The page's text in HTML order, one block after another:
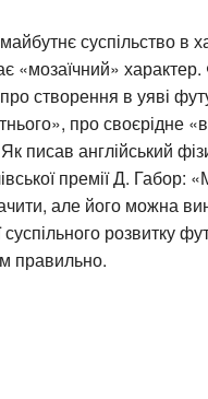
суспільство в
«мозаїчний»
про створення в уяві
про своєрідне
писав англійський
премії Д. Габор:
але його можна
суспільного розвитку
правильно.